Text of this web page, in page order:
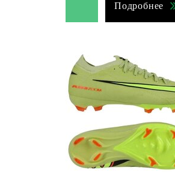
Подробнее